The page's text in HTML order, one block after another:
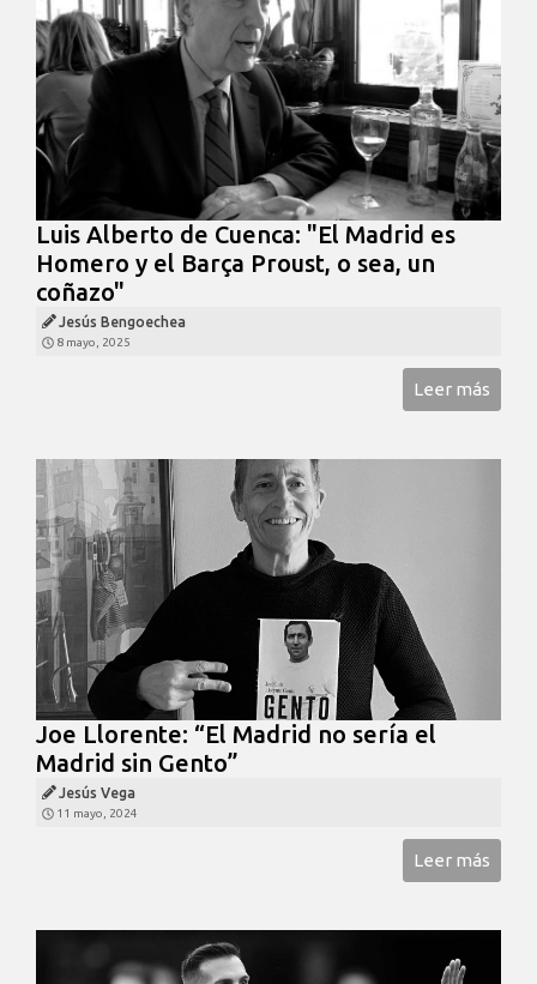
Luis Alberto de Cuenca: "El Madrid es
Homero y el Barça Proust, o sea, un
coñazo"
Jesús Bengoechea
8 mayo, 2025
Leer más
Joe Llorente: “El Madrid no sería el
Madrid sin Gento”
Jesús Vega
11 mayo, 2024
Leer más